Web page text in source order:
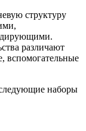
структуру
различают
вспомогательные
наборы